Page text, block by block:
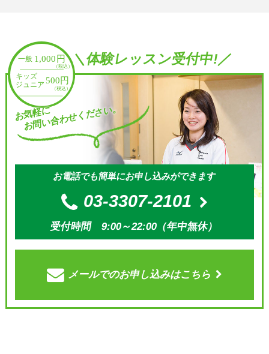
＼体験レッスン受付中!／
お気軽に
お問い合わせください。
お電話でも簡単にお申し込みができます
03-3307-2101
受付時間 9:00～22:00（年中無休）
メールでのお申し込みはこちら